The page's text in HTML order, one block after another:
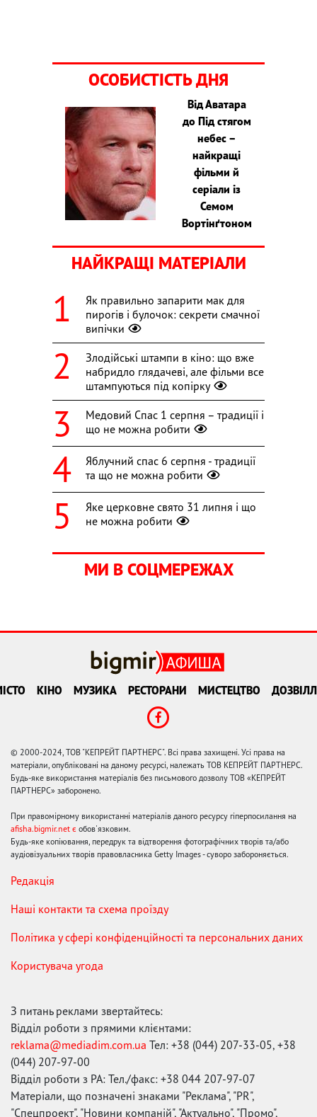
ОСОБИСТІСТЬ ДНЯ
Від Аватара
до Під стягом
небес –
найкращі
фільми й
серіали із
Семом
Вортінґтоном
НАЙКРАЩІ МАТЕРІАЛИ
Як правильно запарити мак для
пирогів і булочок: секрети смачної
випічки
Злодійські штампи в кіно: що вже
набридло глядачеві, але фільми все
штампуються під копірку
Медовий Спас 1 серпня – традиції і
що не можна робити
Яблучний спас 6 серпня - традиції
та що не можна робити
Яке церковне свято 31 липня і що
не можна робити
МИ В СОЦМЕРЕЖАХ
КІНО МУЗИКА РЕСТОРАНИ МИСТЕЦТВО
© 2000-2024, ТОВ "КЕПРЕЙТ ПАРТНЕРС". Всі права захищені. Усі права на
матеріали, опубліковані на даному ресурсі, належать ТОВ КЕПРЕЙТ ПАРТНЕРС.
Будь-яке використання матеріалів без письмового дозволу ТОВ «КЕПРЕЙТ
ПАРТНЕРС» заборонено.
При правомірному використанні матеріалів даного ресурсу гіперпосилання на
afisha.bigmir.net є обов'язковим.
Будь-яке копіювання, передрук та відтворення фотографічних творів та/або
аудіовізуальних творів правовласника Getty Images - суворо забороняється.
Редакція
Наші контакти та схема проїзду
Політика у сфері конфіденційності та персональних даних
Користувача угода
З питань реклами звертайтесь:
Відділ роботи з прямими клієнтами:
reklama@mediadim.com.ua Тел: +38 (044) 207-33-05, +38
(044) 207-97-00
Відділ роботи з РА: Тел./факс: +38 044 207-97-07
Матеріали, що позначені знаками "Реклама", "PR",
"Спецпроект", "Новини компаній", "Актуально", "Промо",